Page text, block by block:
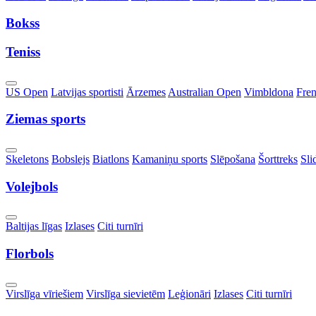
Bokss
Teniss
Toggle
Dropdown
US Open Latvijas sportisti Ārzemes Australian Open Vimbldona
Ziemas sports
Toggle
Dropdown
Skeletons Bobslejs Biatlons Kamaniņu sports Slēpošana Šorttreks
Volejbols
Toggle
Dropdown
Baltijas līgas Izlases Citi turnīri
Florbols
Toggle
Dropdown
Virslīga vīriešiem Virslīga sievietēm Leģionāri Izlases Citi turnīri